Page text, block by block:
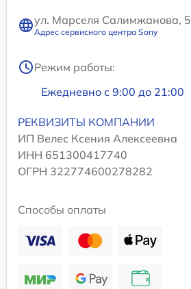
ул. Марселя Салимжанова, 5
Адрес сервисного центра Sony
Режим работы:
Ежедневно с 9:00 до 21:00
РЕКВИЗИТЫ КОМПАНИИ
ИП Велес Ксения Алексеевна
ИНН 651300417740
ОГРН 322774600278282
Способы оплаты